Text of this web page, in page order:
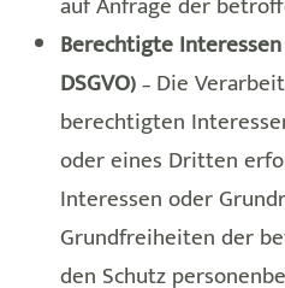
Berechtigte Interessen
DSGVO)– Die
berechtigten
oder eines Dritten
Interessen oder
Grundfreiheiten der
den Schutz